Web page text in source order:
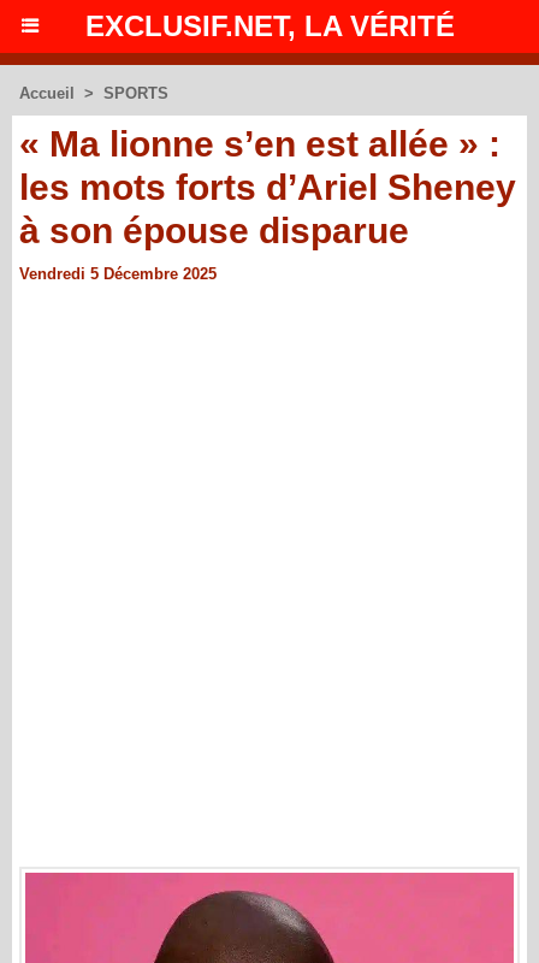
EXCLUSIF.NET, LA VÉRITÉ
Accueil > SPORTS
« Ma lionne s’en est allée » :
les mots forts d’Ariel Sheney
à son épouse disparue
Vendredi 5 Décembre 2025